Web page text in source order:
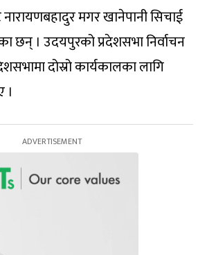
नारायणबहादुर मगर खानेपानी सिचाई
छन् । उदयपुरको प्रदेशसभा निर्वाचन
दोस्रो कार्यकालका लागि
।